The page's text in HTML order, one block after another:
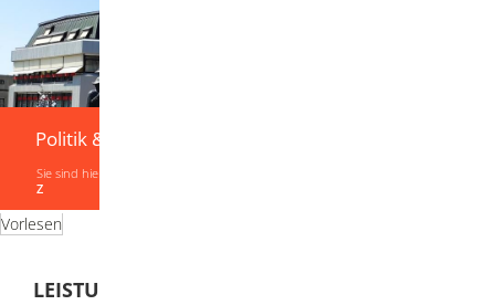
Politik & Verwaltung
Sie sind hier:
Z
Vorlesen
LEISTUNGEN VON A-Z